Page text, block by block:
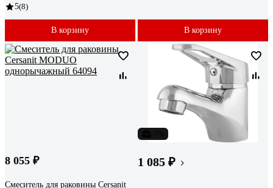
5(8)
В корзину В корзину
8 055 ₽
Смеситель для раковины Cersanit
1 085 ₽